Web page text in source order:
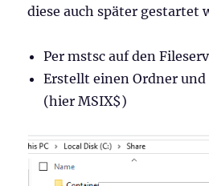
diese auch später gestartet
Per mstsc auf den
Erstellt einen Ordner
(hier MSIX$)